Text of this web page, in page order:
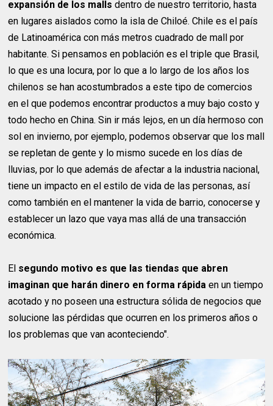
expansión de los mallsdentro de nuestro territorio, hasta
en lugares aislados como la isla de Chiloé. Chile es el país
de Latinoamérica con más metros cuadrado de mall por
habitante. Si pensamos en población es el triple que Brasil,
lo que es una locura, por lo que a lo largo de los años los
chilenos se han acostumbrados a este tipo de comercios
en el que podemos encontrar productos a muy bajo costo y
todo hecho en China. Sin ir más lejos, en un día hermoso con
sol en invierno, por ejemplo, podemos observar que los mall
se repletan de gente y lo mismo sucede en los días de
lluvias, por lo que además de afectar a la industria nacional,
tiene un impacto en el estilo de vida de las personas, así
como también en el mantener la vida de barrio, conocerse y
establecer un lazo que vaya mas allá de una transacción
económica.
El segundo motivo es que las tiendas que abren
imaginan que harán dinero en forma rápida en un tiempo
acotado y no poseen una estructura sólida de negocios que
solucione las pérdidas que ocurren en los primeros años o
los problemas que van aconteciendo".